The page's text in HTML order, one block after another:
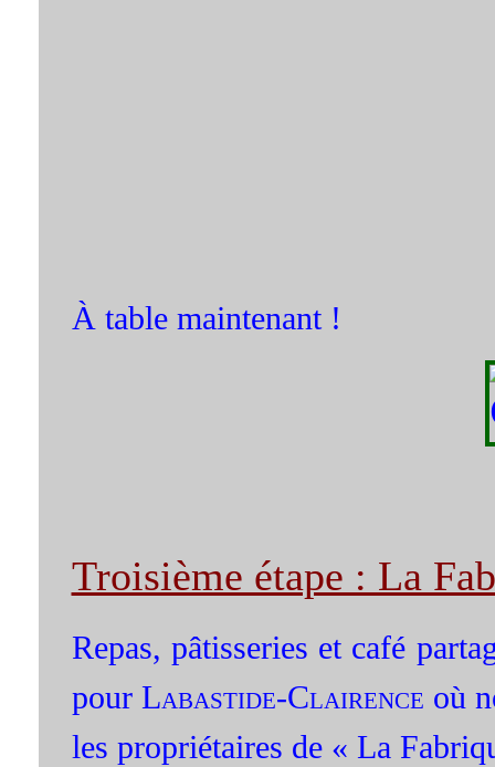
À table maintenant !
Troisième étape : La
Repas, pâtisseries et café
pour Labastide-Clairence où
les propriétaires de « La